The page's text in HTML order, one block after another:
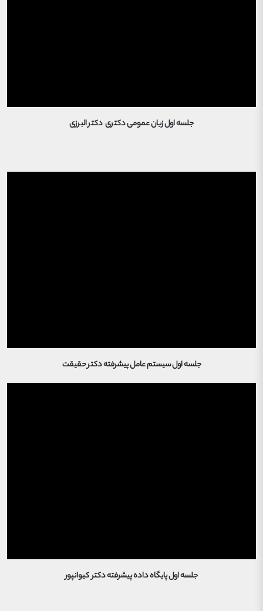
جلسه اول زبان عمومی دکتری دکتر البرزی
جلسه اول سیستم عامل پیشرفته دکتر حقیقت
جلسه اول پایگاه داده پیشرفته دکتر کیوانپور